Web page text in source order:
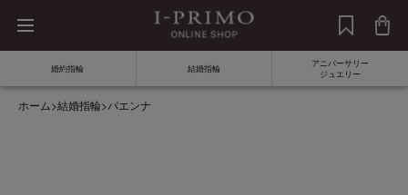
婚約指輪 結婚指輪
アニバーサリー
ジュエリー
ホーム>結婚指輪>パエンナ